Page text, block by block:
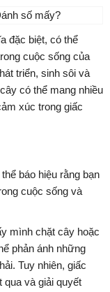
đặc biệt, có thể
cuộc sống của
triển, sinh sôi và
có thể mang nhiều
xúc trong giấc
báo hiệu rằng bạn
cuộc sống và
mình chặt cây hoặc
phản ánh những
Tuy nhiên, giấc
và giải quyết